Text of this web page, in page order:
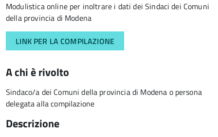
Modulistica online per inoltrare i dati dei Sindaci dei Comuni
della provincia di Modena
LINK PER LA COMPILAZIONE
A chi è rivolto
Sindaco/a dei Comuni della provincia di Modena o persona
delegata alla compilazione
Descrizione